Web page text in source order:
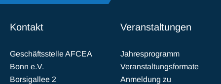
Kontakt
Geschäftsstelle AFCEA
Bonn e.V.
Borsigallee 2
Veranstaltungen
Jahresprogramm
Veranstaltungsformate
Anmeldung zu